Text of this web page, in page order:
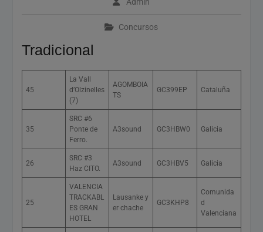
Próximo Eclipse Solar Total
del 12 de Agosto
Concursos
Tradicional
45
La Vall
d’Olzinelles
(7)
AGOMBOIA
TS
GC399EP Cataluña
35
SRC #6
Ponte de
Ferro.
A3sound GC3HBW0 Galicia
26
SRC #3
Haz CITO.
A3sound GC3HBV5 Galicia
25
VALENCIA
TRACKABL
ES GRAN
HOTEL
Lausanke y
er chache
GC3KHP8
Comunida
d
Valenciana